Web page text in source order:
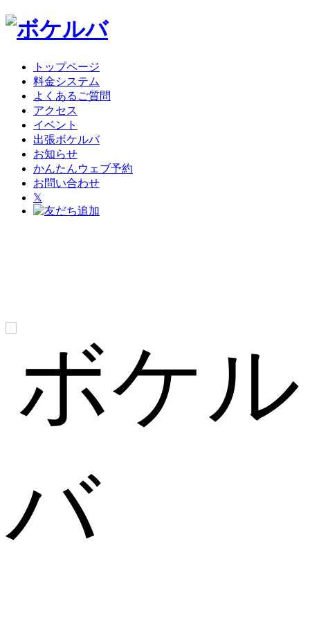
トップページ
料金システム
よくあるご質問
アクセス
イベント
出張ボケルバ
お知らせ
かんたんウェブ予約
お問い合わせ
𝕏